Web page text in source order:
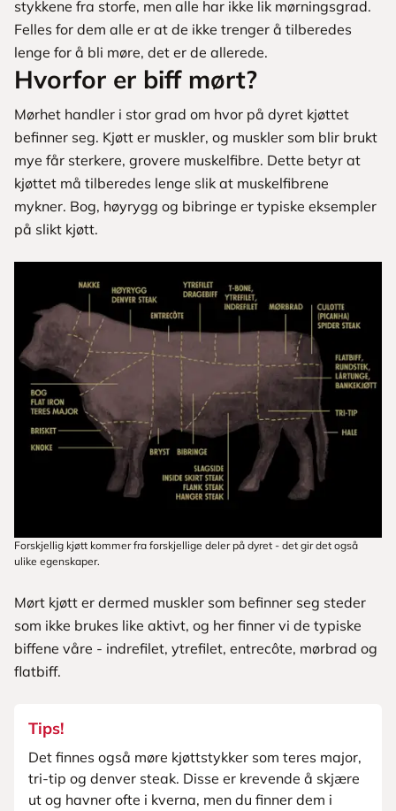
stykkene fra storfe, men alle har ikke lik mørningsgrad.
Felles for dem alle er at de ikke trenger å tilberedes
lenge for å bli møre, det er de allerede.
Hvorfor er biff mørt?
Mørhet handler i stor grad om hvor på dyret kjøttet
befinner seg. Kjøtt er muskler, og muskler som blir brukt
mye får sterkere, grovere muskelfibre. Dette betyr at
kjøttet må tilberedes lenge slik at muskelfibrene
mykner. Bog, høyrygg og bibringe er typiske eksempler
på slikt kjøtt.
Forskjellig kjøtt kommer fra forskjellige deler på dyret - det gir det også
ulike egenskaper.
Mørt kjøtt er dermed muskler som befinner seg steder
som ikke brukes like aktivt, og her finner vi de typiske
biffene våre - indrefilet, ytrefilet, entrecôte, mørbrad og
flatbiff.
Tips!
Det finnes også møre kjøttstykker som teres major,
tri-tip og denver steak. Disse er krevende å skjære
ut og havner ofte i kverna, men du finner dem i